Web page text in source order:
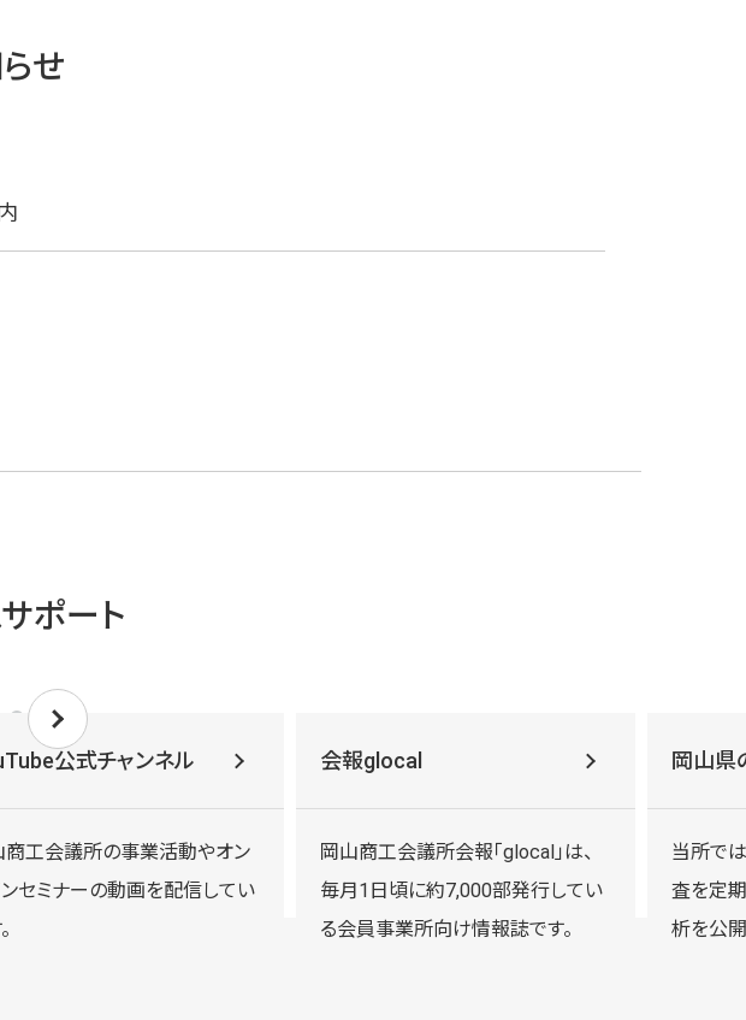
せ
ポート
公式チャンネル
商工会議所の事業活動やオン
ンセミナーの動画を配信してい
会報glocal
岡山商工会議所会報「glocal」は、
毎月1日頃に約7,000部発行してい
る会員事業所向け情報誌です。
岡山県
当所で
査を定
析を公開